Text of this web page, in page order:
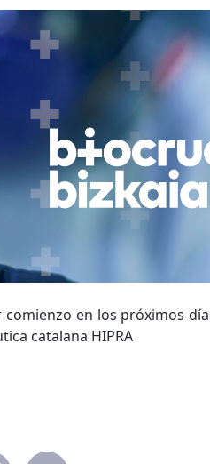
en los próximos
catalana HIPRA